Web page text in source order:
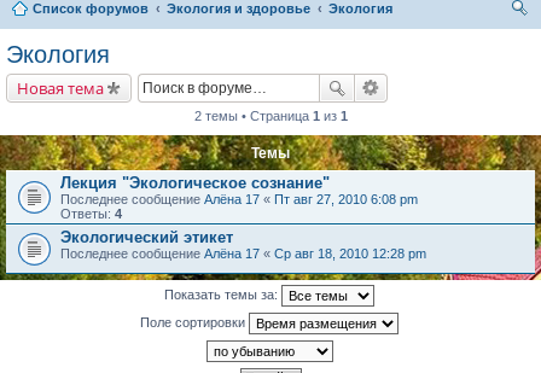
Список форумов Экология и здоровье
Экология
Экология
Новая тема
2 темы • Страница 1 из 1
Темы
Лекция "Экологическое сознание"
Последнее сообщение Алёна 17 « Пт авг 27, 2010 6:08 pm
Ответы: 4
Экологический этикет
Последнее сообщение Алёна 17 « Ср авг 18, 2010 12:28 pm
Показать темы за:
Поле сортировки